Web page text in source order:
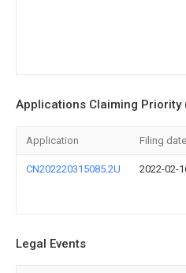
Applications Claiming Priority
Application Filing date
CN202220315085.2U 2022-02-
Legal Events